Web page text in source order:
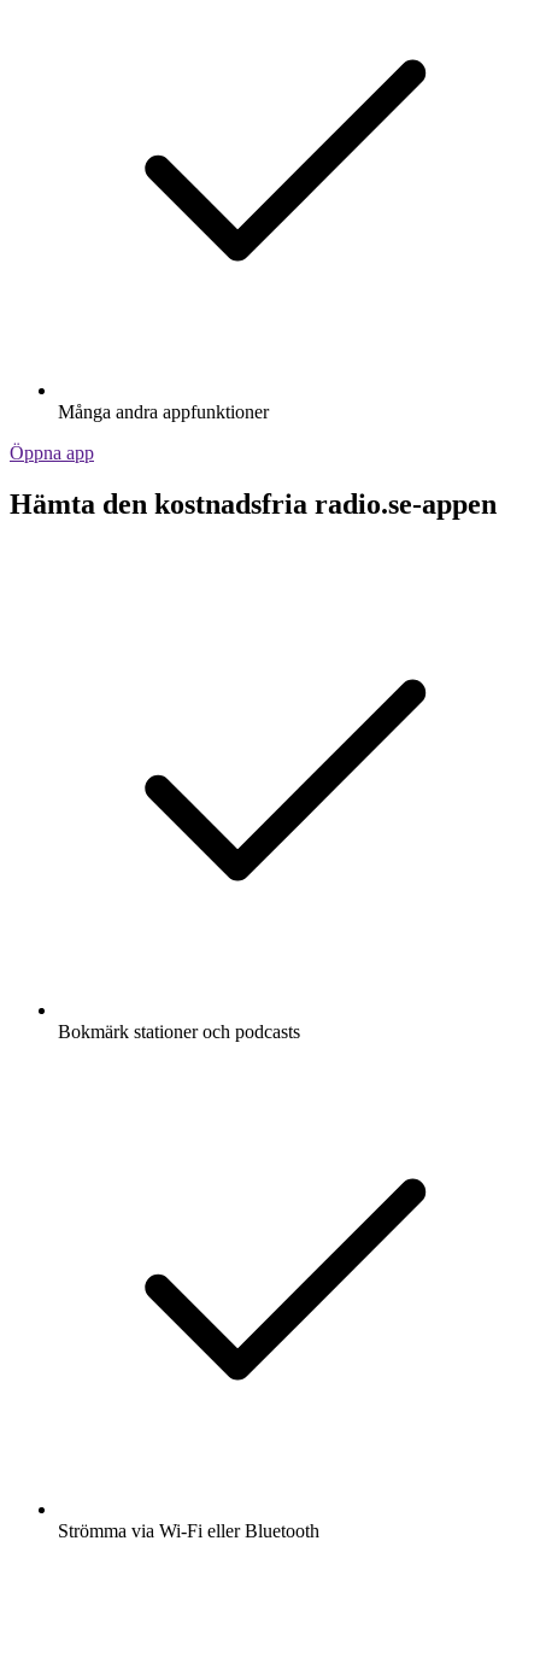
Många andra appfunktioner
Öppna app
Hämta den kostnadsfria radio.se-appen
Bokmärk stationer och podcasts
Strömma via Wi-Fi eller Bluetooth